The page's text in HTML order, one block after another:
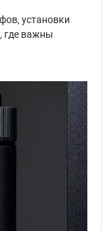
установки
где важны